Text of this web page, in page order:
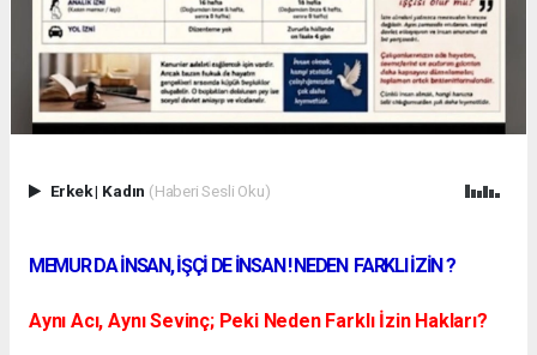
Erkek| Kadın (Haberi Sesli Oku)
MEMUR DA İNSAN, İŞÇİ DE İNSAN ! NEDEN FARKLI İZİN ?
Aynı Acı, Aynı Sevinç; Peki Neden Farklı İzin Hakları?